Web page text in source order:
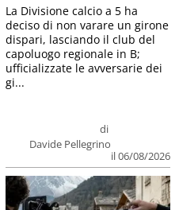
di
Davide Pellegrino
il 06/08/2026
La Divisione calcio a 5 ha
deciso di non varare un girone
dispari, lasciando il club del
capoluogo regionale in B;
ufficializzate le avversarie dei
gi...